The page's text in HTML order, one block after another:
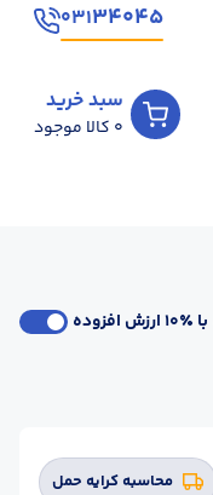
۳۴۰۴۵۰۳۱
سبد خرید
0 کالا موجود
با ٪۱۰ ارزش افزوده
محاسبه کرایه حمل